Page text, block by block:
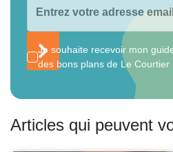
Je souhaite recevoir mon
des bons plans de Le Courtier
Articles qui peuvent